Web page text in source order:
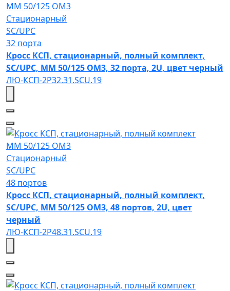
MM 50/125 OM3
Стационарный
SC/UPC
32 порта
Кросс КСП, стационарный, полный комплект,
SC/UPC, MM 50/125 OM3, 32 порта, 2U, цвет черный
ЛЮ-КСП-2Р32.31.SCU.19
MM 50/125 OM3
Стационарный
SC/UPC
48 портов
Кросс КСП, стационарный, полный комплект,
SC/UPC, MM 50/125 OM3, 48 портов, 2U, цвет
черный
ЛЮ-КСП-2Р48.31.SCU.19